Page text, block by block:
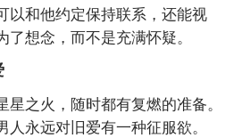
以和他约定保持联系，还能视
想念，而不是充满怀疑。
之火，随时都有复燃的准备。
永远对旧爱有一种征服欲。